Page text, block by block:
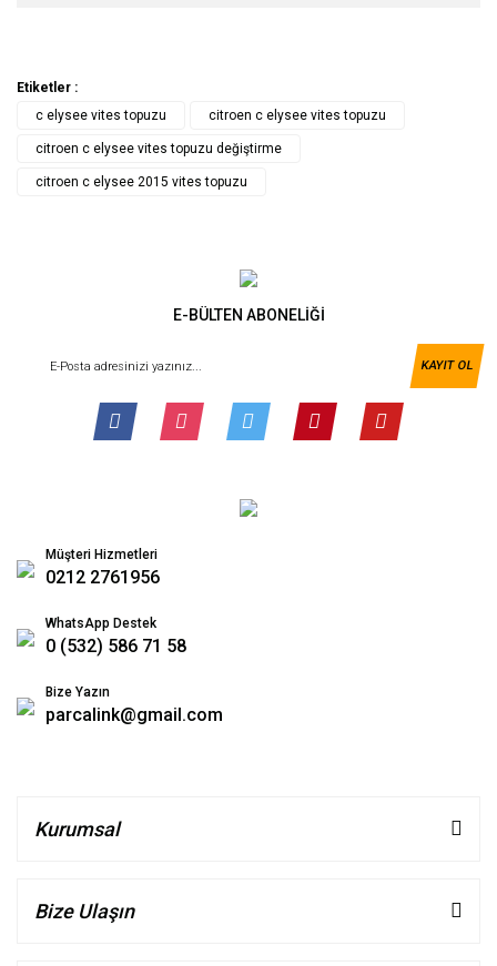
Etiketler :
c elysee vites topuzu
citroen c elysee vites topuzu
citroen c elysee vites topuzu değiştirme
citroen c elysee 2015 vites topuzu
E-BÜLTEN ABONELİĞİ
KAYIT OL
Müşteri Hizmetleri
0212 2761956
WhatsApp Destek
0 (532) 586 71 58
Bize Yazın
parcalink@gmail.com
Kurumsal
Bize Ulaşın